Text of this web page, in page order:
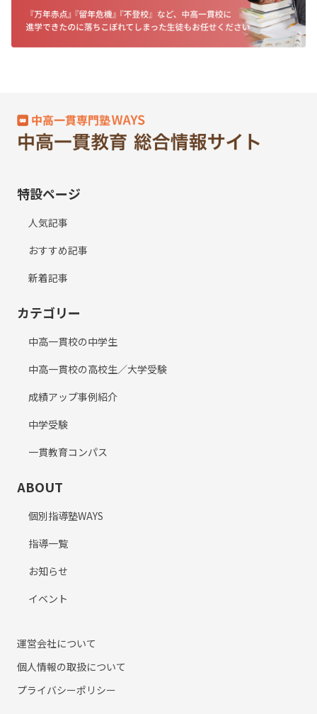
特設ページ
人気記事
おすすめ記事
新着記事
カテゴリー
中高一貫校の中学生
中高一貫校の高校生／大学受験
成績アップ事例紹介
中学受験
一貫教育コンパス
ABOUT
個別指導塾WAYS
指導一覧
お知らせ
イベント
運営会社について
個人情報の取扱について
プライバシーポリシー